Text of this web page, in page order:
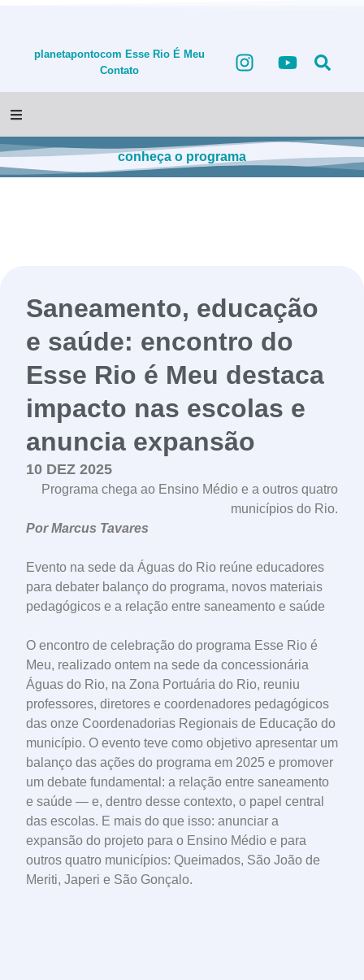
planetapontocom Esse Rio É Meu
Contato
conheça o programa
Saneamento, educação
e saúde: encontro do
Esse Rio é Meu destaca
impacto nas escolas e
anuncia expansão
10 DEZ 2025
Programa chega ao Ensino Médio e a outros quatro
municípios do Rio.
Por Marcus Tavares
Evento na sede da Águas do Rio reúne educadores
para debater balanço do programa, novos materiais
pedagógicos e a relação entre saneamento e saúde
O encontro de celebração do programa Esse Rio é
Meu, realizado ontem na sede da concessionária
Águas do Rio, na Zona Portuária do Rio, reuniu
professores, diretores e coordenadores pedagógicos
das onze Coordenadorias Regionais de Educação do
município. O evento teve como objetivo apresentar um
balanço das ações do programa em 2025 e promover
um debate fundamental: a relação entre saneamento
e saúde — e, dentro desse contexto, o papel central
das escolas. E mais do que isso: anunciar a
expansão do projeto para o Ensino Médio e para
outros quatro municípios: Queimados, São João de
Meriti, Japeri e São Gonçalo.